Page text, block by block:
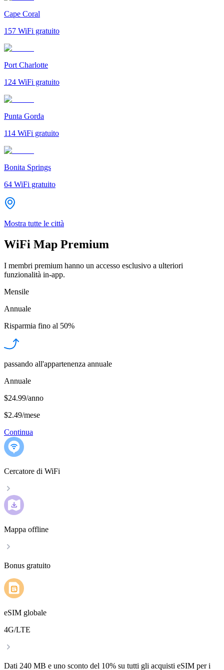
Cape Coral
157 WiFi gratuito
Port Charlotte
124 WiFi gratuito
Punta Gorda
114 WiFi gratuito
Bonita Springs
64 WiFi gratuito
Mostra tutte le città
WiFi Map Premium
I membri premium hanno un accesso esclusivo a ulteriori
funzionalità in-app.
Mensile
Annuale
Risparmia fino al 50%
passando all'appartenenza annuale
Annuale
$24.99/anno
$2.49/mese
Continua
Cercatore di WiFi
Mappa offline
Bonus gratuito
eSIM globale
4G/LTE
Dati 240 MB e uno sconto del 10% su tutti gli acquisti eSIM per i